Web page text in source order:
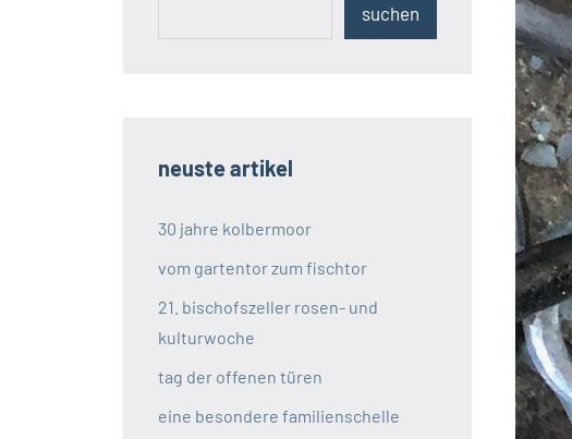
suchen
neuste artikel
30 jahre kolbermoor
vom gartentor zum fischtor
21. bischofszeller rosen- und
kulturwoche
tag der offenen türen
eine besondere familienschelle